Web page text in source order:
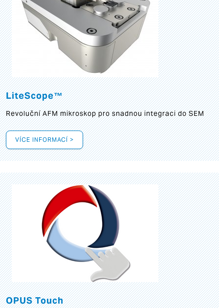
LiteScope™
Revoluční AFM mikroskop pro snadnou integraci do SEM
VÍCE INFORMACÍ >
OPUS Touch